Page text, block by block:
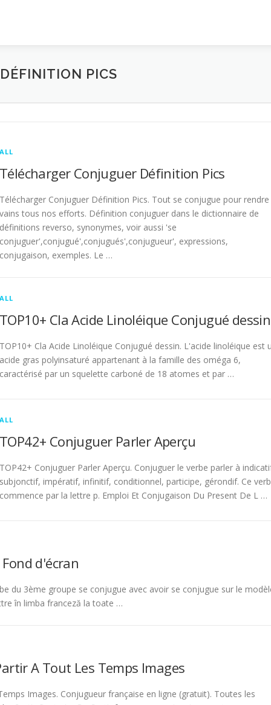
PICS
ALL
Télécharger Conjuguer Définition Pics
Télécharger Conjuguer Définition Pics. Tout se conjugue pour rendre
vains tous nos efforts. Définition conjuguer dans le dictionnaire de
définitions reverso, synonymes, voir aussi 'se
conjuguer',conjugué',conjugués',conjugueur', expressions,
conjugaison, exemples. Le …
ALL
TOP10+ Cla Acide Linoléique Conjugué dessin
TOP10+ Cla Acide Linoléique Conjugué dessin. L'acide linoléique est
acide gras polyinsaturé appartenant à la famille des oméga 6,
caractérisé par un squelette carboné de 18 atomes et par …
ALL
TOP42+ Conjuguer Parler Aperçu
TOP42+ Conjuguer Parler Aperçu. Conjuguer le verbe parler à
subjonctif, impératif, infinitif, conditionnel, participe, gérondif. Ce
commence par la lettre p. Emploi Et Conjugaison Du Present De L …
d'écran
du 3ème groupe se conjugue avec avoir se conjugue sur le
în limba franceză la toate …
A Tout Les Temps Images
Images. Conjugueur française en ligne (gratuit). Toutes les